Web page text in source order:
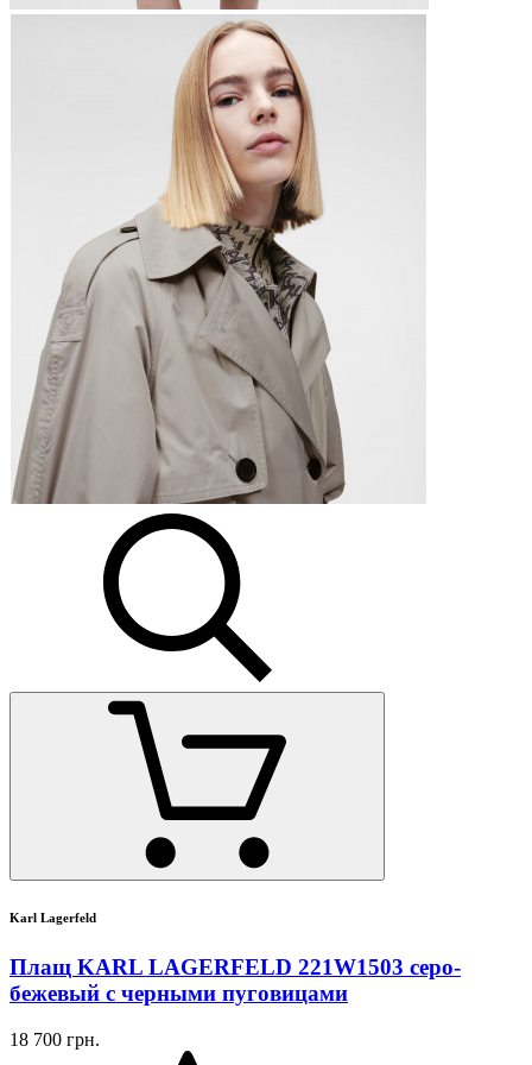
Karl Lagerfeld
Плащ KARL LAGERFELD 221W1503 серо-
бежевый с черными пуговицами
18 700 грн.